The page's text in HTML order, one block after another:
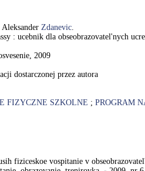
Aleksander Zdanevic.
: ucebnik dla obseobrazovatel'nych
2009
dostarczonej przez autora
FIZYCZNE SZKOLNE ; PROGRAM
fiziceskoe vospitanie v